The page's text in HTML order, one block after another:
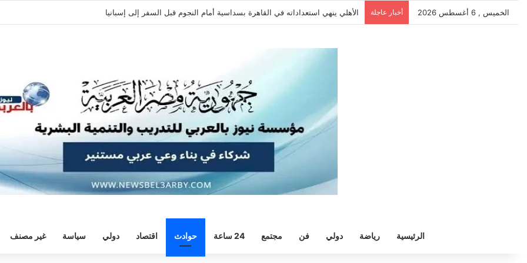
الخميس , 6 أغسطس 2026 أخبار عاجلة الأهلي يهزم بترول أسيوط بثنائية وديًا استعدادًا للموسم الجديد
الرئيسية رياضة دولي فن مجتمع 24 ساعة حوادث اقتصاد دولي سياسة غير مصنف